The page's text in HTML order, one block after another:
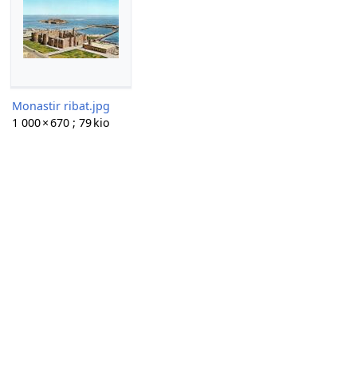
Monastir ribat.jpg
1 000 × 670 ; 79 kio